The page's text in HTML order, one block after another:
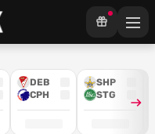
DEB
CPH
SHP
STG